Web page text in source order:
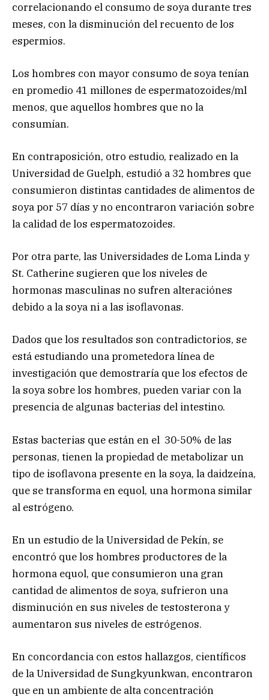
correlacionando el consumo de soya durante tres
meses, con la disminución del recuento de los
espermios.
Los hombres con mayor consumo de soya tenían
en promedio 41 millones de espermatozoides/ml
menos, que aquellos hombres que no la
consumían.
En contraposición, otro estudio, realizado en la
Universidad de Guelph, estudió a 32 hombres que
consumieron distintas cantidades de alimentos de
soya por 57 días y no encontraron variación sobre
la calidad de los espermatozoides.
Por otra parte, las Universidades de Loma Linda y
St. Catherine sugieren que los niveles de
hormonas masculinas no sufren alteraciónes
debido a la soya ni a las isoflavonas.
Dados que los resultados son contradictorios, se
está estudiando una prometedora línea de
investigación que demostraría que los efectos de
la soya sobre los hombres, pueden variar con la
presencia de algunas bacterias del intestino.
Estas bacterias que están en el 30-50% de las
personas, tienen la propiedad de metabolizar un
tipo de isoflavona presente en la soya, la daidzeína,
que se transforma en equol, una hormona similar
al estrógeno.
En un estudio de la Universidad de Pekín, se
encontró que los hombres productores de la
hormona equol, que consumieron una gran
cantidad de alimentos de soya, sufrieron una
disminución en sus niveles de testosterona y
aumentaron sus niveles de estrógenos.
En concordancia con estos hallazgos, científicos
de la Universidad de Sungkyunkwan, encontraron
que en un ambiente de alta concentración